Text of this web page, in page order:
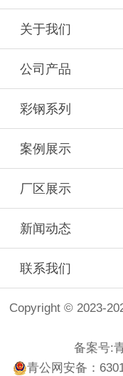
关于我们
公司产品
彩钢系列
案例展示
厂区展示
新闻动态
联系我们
Copyright © 2023-
备案号:
青公网安备：